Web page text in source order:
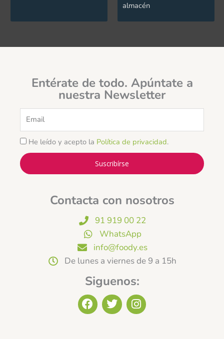
almacén
Entérate de todo. Apúntate a
nuestra Newsletter
He leído y acepto la Política de privacidad.
Suscribírse
Contacta con nosotros
91 919 00 22
WhatsApp
info@foody.es
De lunes a viernes de 9 a 15h
Siguenos:
F
a
T
w
I
n